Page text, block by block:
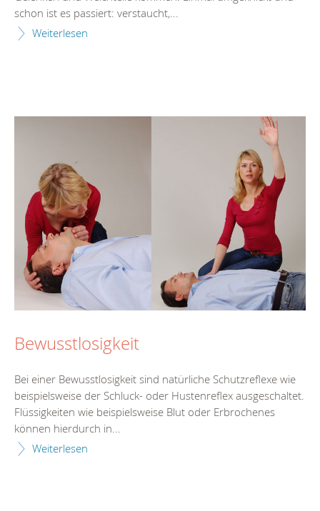
schon ist es passiert: verstaucht,...
Weiterlesen
Bewusstlosigkeit
Bei einer Bewusstlosigkeit sind natürliche Schutzreflexe wie
beispielsweise der Schluck- oder Hustenreflex ausgeschaltet.
Flüssigkeiten wie beispielsweise Blut oder Erbrochenes
können hierdurch in...
Weiterlesen